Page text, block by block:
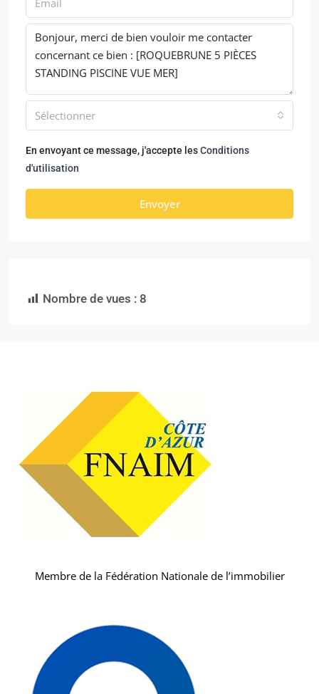
Sélectionner
En envoyant ce message, j'accepte lesConditions
d'utilisation
Envoyer
Nombre de vues : 8
Membre de la Fédération Nationale de l’immobilier